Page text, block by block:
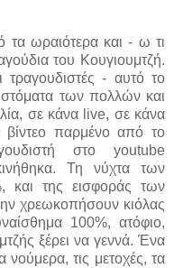
ωραιότερα και - ω τι
του Κουγιουμτζή.
- αυτό το
των πολλών και
σε κάνα live, σε κάνα
παρμένο από το
στο youtube
Τη νύχτα των
της εισφοράς των
χρεωκοπήσουν κιόλας
100%, ατόφιο,
ξέρει να γεννά. Ένα
τις μετοχές, τα